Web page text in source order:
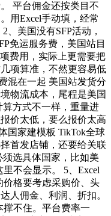
平台佣金还按类目不
用Excel手动填，经常
、美国没有SFP活动，
免运服务费，美国站目
费用，实际上更需要把
项算准，不然更容易低
混在一起 美国站发货分
物流成本，尾程是美国
方式不一样，重量进
价太低，要么报价太高
国家建模板 TikTok全球
首发店铺，还要给关联
选具体国家，比如美
不会显示。 5、Excel
格要考虑采购价、头
人佣金、利润、折扣。
撑不住。平台费率一